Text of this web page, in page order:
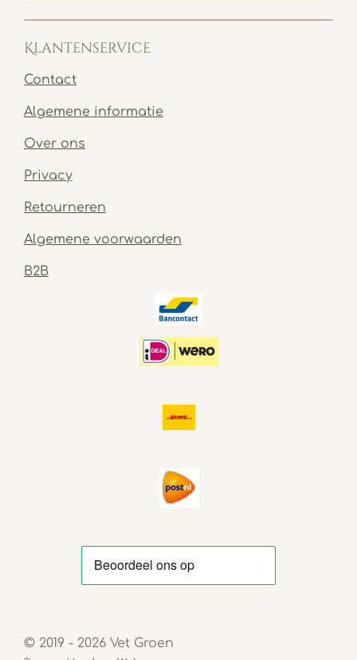
Klantenservice
Contact
Algemene informatie
Over ons
Privacy
Retourneren
Algemene voorwaarden
B2B
© 2019 - 2026 Vet Groen